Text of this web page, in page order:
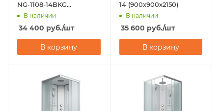
NG-1108-14BKG
(900х900х2000)
В наличии
34 400 руб./шт
В корзину
14 (900х900х2150)
В наличии
35 600 руб./шт
В корзину